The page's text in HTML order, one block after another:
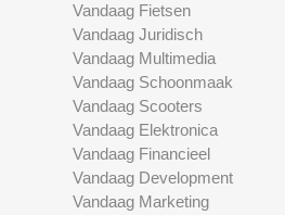
Vandaag Fietsen
Vandaag Juridisch
Vandaag Multimedia
Vandaag Schoonmaak
Vandaag Scooters
Vandaag Elektronica
Vandaag Financieel
Vandaag Development
Vandaag Marketing